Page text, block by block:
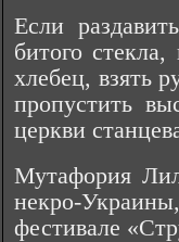
Если
битого
хлебец, взять
пропустить
церкви
Мутафория
некро-
фестивале